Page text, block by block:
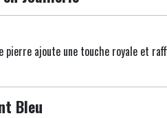
ajoute une touche royale et
Bleu